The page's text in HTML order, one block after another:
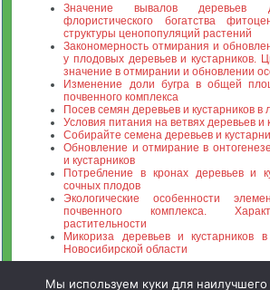
Значение вывалов деревьев
флористического богатства
структуры ценопопуляций растений
Закономерность отмирания и
у плодовых деревьев и кустарников.
значение в отмирании и обновлении
Изменение доли бугра в общей
почвенного комплекса
Посев семян деревьев и кустарников в
Условия питания на ветвях деревьев и
Собирайте семена деревьев и
Обновление и отмирание в
и кустарников
Потребление в кронах деревьев и
сочных плодов
Экологические особенности
почвенного комплекса.
растительности
Микориза деревьев и кустарников
Новосибирской области
Мы используем куки для наилучшего